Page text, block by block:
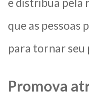
que as pessoas
para tornar
Promova